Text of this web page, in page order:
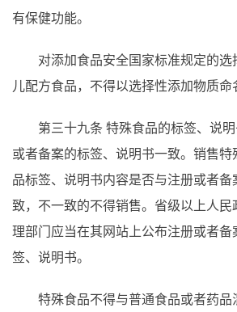
有保健功能。
对添加食品安全国家标准规定的选
儿配方食品，不得以选择性添加物质命
第三十九条 特殊食品的标签、说
或者备案的标签、说明书一致。销售
品标签、说明书内容是否与注册或者
致，不一致的不得销售。省级以上人民
理部门应当在其网站上公布注册或者备
签、说明书。
特殊食品不得与普通食品或者药品